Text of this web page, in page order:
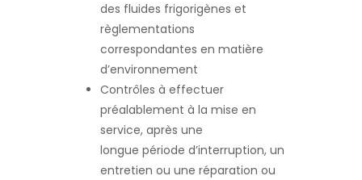
des fluides frigorigènes et
règlementations
correspondantes en matière
d’environnement
Contrôles à effectuer
préalablement à la mise en
service, après une
longue période d’interruption, un
entretien ou une réparation ou